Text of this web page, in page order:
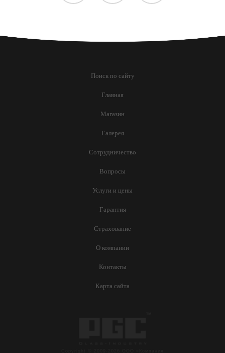
Поиск по сайту
Главная
Магазин
Галерея
Сотрудничество
Вопросы
Услуги и цены
Гарантия
Страхование
О компании
Контакты
Карта сайта